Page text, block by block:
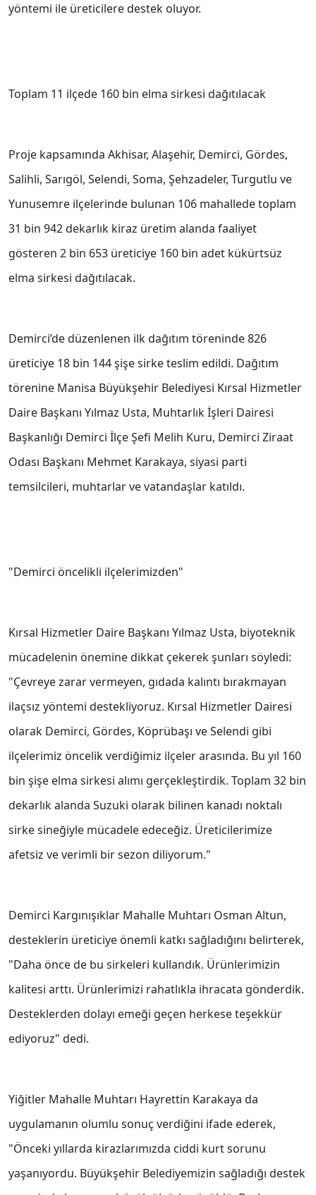
yöntemi ile üreticilere destek oluyor.
Toplam 11 ilçede 160 bin elma sirkesi dağıtılacak
Proje kapsamında Akhisar, Alaşehir, Demirci, Gördes,
Salihli, Sarıgöl, Selendi, Soma, Şehzadeler, Turgutlu ve
Yunusemre ilçelerinde bulunan 106 mahallede toplam
31 bin 942 dekarlık kiraz üretim alanda faaliyet
gösteren 2 bin 653 üreticiye 160 bin adet kükürtsüz
elma sirkesi dağıtılacak.
Demirci’de düzenlenen ilk dağıtım töreninde 826
üreticiye 18 bin 144 şişe sirke teslim edildi. Dağıtım
törenine Manisa Büyükşehir Belediyesi Kırsal Hizmetler
Daire Başkanı Yılmaz Usta, Muhtarlık İşleri Dairesi
Başkanlığı Demirci İlçe Şefi Melih Kuru, Demirci Ziraat
Odası Başkanı Mehmet Karakaya, siyasi parti
temsilcileri, muhtarlar ve vatandaşlar katıldı.
"Demirci öncelikli ilçelerimizden"
Kırsal Hizmetler Daire Başkanı Yılmaz Usta, biyoteknik
mücadelenin önemine dikkat çekerek şunları söyledi:
"Çevreye zarar vermeyen, gıdada kalıntı bırakmayan
ilaçsız yöntemi destekliyoruz. Kırsal Hizmetler Dairesi
olarak Demirci, Gördes, Köprübaşı ve Selendi gibi
ilçelerimiz öncelik verdiğimiz ilçeler arasında. Bu yıl 160
bin şişe elma sirkesi alımı gerçekleştirdik. Toplam 32 bin
dekarlık alanda Suzuki olarak bilinen kanadı noktalı
sirke sineğiyle mücadele edeceğiz. Üreticilerimize
afetsiz ve verimli bir sezon diliyorum."
Demirci Kargınışıklar Mahalle Muhtarı Osman Altun,
desteklerin üreticiye önemli katkı sağladığını belirterek,
"Daha önce de bu sirkeleri kullandık. Ürünlerimizin
kalitesi arttı. Ürünlerimizi rahatlıkla ihracata gönderdik.
Desteklerden dolayı emeği geçen herkese teşekkür
ediyoruz" dedi.
Yiğitler Mahalle Muhtarı Hayrettin Karakaya da
uygulamanın olumlu sonuç verdiğini ifade ederek,
"Önceki yıllarda kirazlarımızda ciddi kurt sorunu
yaşanıyordu. Büyükşehir Belediyemizin sağladığı destek